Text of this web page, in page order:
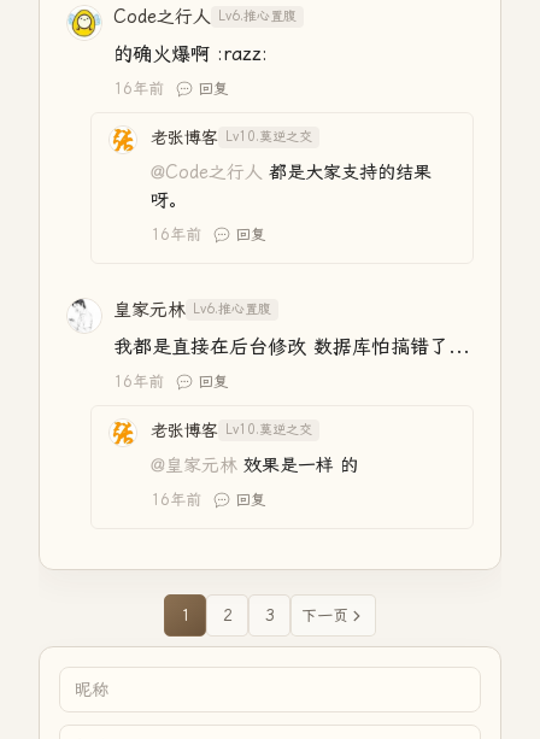
Code之行人 Lv6.推心置腹
的确火爆啊 :razz:
16年前 回复
老张博客 Lv10.莫逆之交
@Code之行人 都是大家支持的结果
呀。
16年前 回复
皇家元林 Lv6.推心置腹
我都是直接在后台修改 数据库怕搞错了...
16年前 回复
老张博客 Lv10.莫逆之交
@皇家元林 效果是一样 的
16年前 回复
1 2 3 下一页